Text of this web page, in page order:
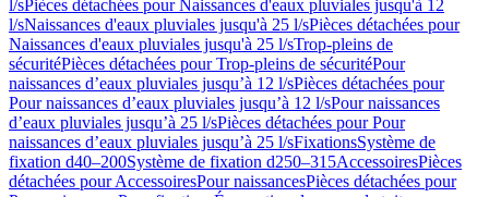
l/sPièces détachées pour Naissances d'eaux pluviales jusqu'à 12
l/sNaissances d'eaux pluviales jusqu'à 25 l/sPièces détachées pour
Naissances d'eaux pluviales jusqu'à 25 l/sTrop-pleins de
sécuritéPièces détachées pour Trop-pleins de sécuritéPour
naissances d’eaux pluviales jusqu’à 12 l/sPièces détachées pour
Pour naissances d’eaux pluviales jusqu’à 12 l/sPour naissances
d’eaux pluviales jusqu’à 25 l/sPièces détachées pour Pour
naissances d’eaux pluviales jusqu’à 25 l/sFixationsSystème de
fixation d40–200Système de fixation d250–315AccessoiresPièces
détachées pour AccessoiresPour naissancesPièces détachées pour